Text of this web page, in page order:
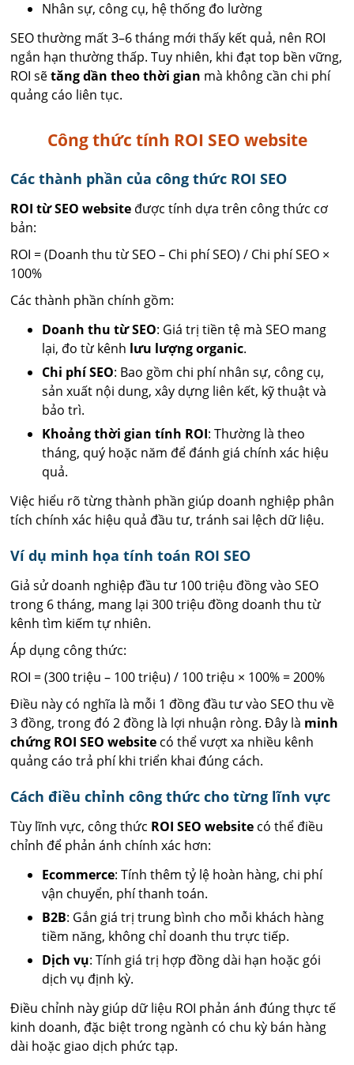
Nhân sự, công cụ, hệ thống đo lường
SEO thường mất 3–6 tháng mới thấy kết quả, nên ROI
ngắn hạn thường thấp. Tuy nhiên, khi đạt top bền vững,
ROI sẽtăng dần theo thời gian mà không cần chi phí
quảng cáo liên tục.
Công thức tính ROI SEO website
Các thành phần của công thức ROI SEO
ROI từ SEO website được tính dựa trên công thức cơ
bản:
ROI = (Doanh thu từ SEO – Chi phí SEO) / Chi phí SEO ×
100%
Các thành phần chính gồm:
Doanh thu từ SEO: Giá trị tiền tệ mà SEO mang
lại, đo từ kênh lưu lượng organic.
Chi phí SEO: Bao gồm chi phí nhân sự, công cụ,
sản xuất nội dung, xây dựng liên kết, kỹ thuật và
bảo trì.
Khoảng thời gian tính ROI: Thường là theo
tháng, quý hoặc năm để đánh giá chính xác hiệu
quả.
Việc hiểu rõ từng thành phần giúp doanh nghiệp phân
tích chính xác hiệu quả đầu tư, tránh sai lệch dữ liệu.
Ví dụ minh họa tính toán ROI SEO
Giả sử doanh nghiệp đầu tư 100 triệu đồng vào SEO
trong 6 tháng, mang lại 300 triệu đồng doanh thu từ
kênh tìm kiếm tự nhiên.
Áp dụng công thức:
ROI = (300 triệu – 100 triệu) / 100 triệu × 100% = 200%
Điều này có nghĩa là mỗi 1 đồng đầu tư vào SEO thu về
3 đồng, trong đó 2 đồng là lợi nhuận ròng. Đây là minh
chứng ROI SEO website có thể vượt xa nhiều kênh
quảng cáo trả phí khi triển khai đúng cách.
Cách điều chỉnh công thức cho từng lĩnh vực
Tùy lĩnh vực, công thức ROI SEO website có thể điều
chỉnh để phản ánh chính xác hơn:
Ecommerce: Tính thêm tỷ lệ hoàn hàng, chi phí
vận chuyển, phí thanh toán.
B2B: Gắn giá trị trung bình cho mỗi khách hàng
tiềm năng, không chỉ doanh thu trực tiếp.
Dịch vụ: Tính giá trị hợp đồng dài hạn hoặc gói
dịch vụ định kỳ.
Điều chỉnh này giúp dữ liệu ROI phản ánh đúng thực tế
kinh doanh, đặc biệt trong ngành có chu kỳ bán hàng
dài hoặc giao dịch phức tạp.